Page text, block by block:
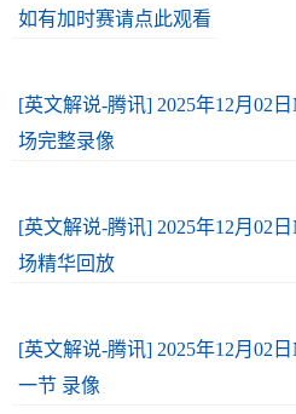
如有加时赛请点此观看
[英文解说-腾讯] 2025年12月02
场完整录像
[英文解说-腾讯] 2025年12月02
场精华回放
[英文解说-腾讯] 2025年12月02
一节 录像